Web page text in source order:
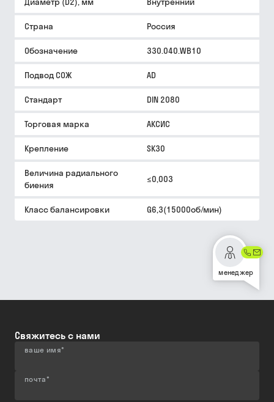
Страна Россия
Обозначение 330.040.WB10
Подвод СОЖ AD
Стандарт DIN 2080
Торговая марка АКСИС
Крепление SK30
Величина радиального
биения
≤0,003
Класс балансировки G6,3(15000об/мин)
менеджер
Свяжитесь с нами
ваше имя*
почта*